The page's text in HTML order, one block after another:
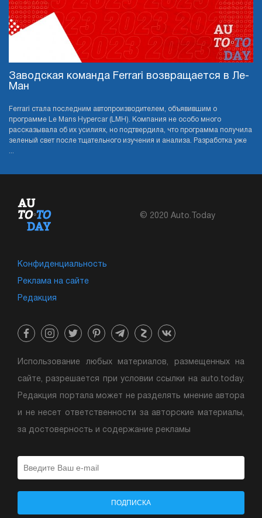
Заводская команда Ferrari возвращается в Ле-
Ман
Ferrari стала последним автопроизводителем, объявившим о
программе Le Mans Hypercar (LMH). Компания не особо много
рассказывала об их усилиях, но подтвердила, что программа получила
зеленый свет после тщательного изучения и анализа. Разработка уже
© 2020 Auto.Today
Конфиденциальность
Реклама на сайте
Редакция
Использование любых материалов, размещенных на
сайте, разрешается при условии ссылки на auto.today.
Редакция портала может не разделять мнение автора
и не несет ответственности за авторские материалы,
за достоверность и содержание рекламы
ПОДПИСКА